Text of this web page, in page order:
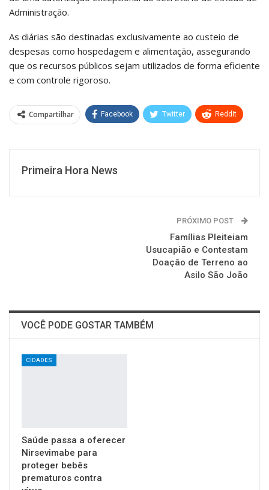
Administração.
As diárias são destinadas exclusivamente ao custeio de
despesas como hospedagem e alimentação, assegurando
que os recursos públicos sejam utilizados de forma eficiente
e com controle rigoroso.
Compartilhar Facebook Twitter ReddIt
Primeira Hora News
PRÓXIMO POST
Famílias Pleiteiam
Usucapião e Contestam
Doação de Terreno ao
Asilo São João
VOCÊ PODE GOSTAR TAMBÉM
CIDADES
Saúde passa a oferecer
Nirsevimabe para
proteger bebês
prematuros contra